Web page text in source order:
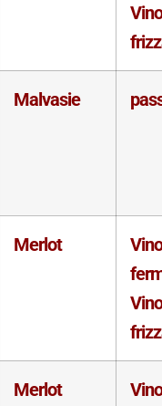
Vino
Malvasie
Merlot
Vino
Vino
Merlot
Vino